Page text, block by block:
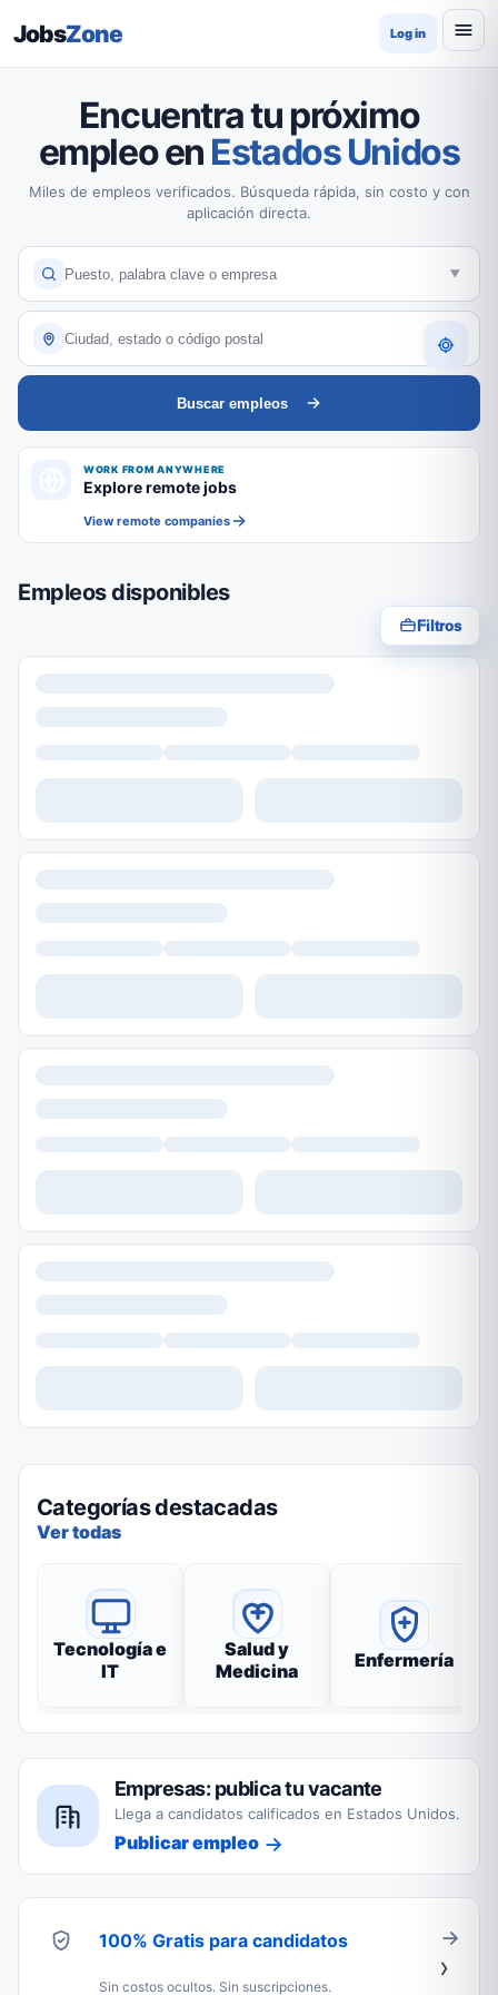
JobsZone Log in
Encuentra tu próximo
empleo en Estados Unidos
Miles de empleos verificados. Búsqueda rápida, sin costo y con
aplicación directa.
Buscar empleos
WORK FROM ANYWHERE
Explore remote jobs
View remote companies
Empleos disponibles
Filtros
Categorías destacadas
Ver todas
Tecnología e
IT
Salud y
Medicina
Enfermería
Empresas: publica tu vacante
Llega a candidatos calificados en Estados Unidos.
Publicar empleo
100% Gratis para candidatos
Sin costos ocultos. Sin suscripciones.